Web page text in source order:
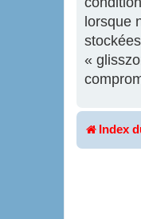
lorsque
«
Index